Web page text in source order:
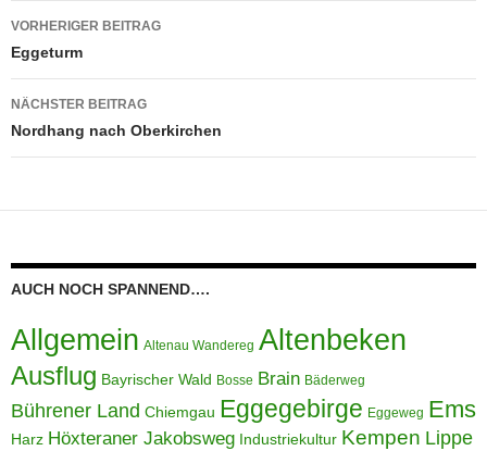
Beitragsnavigation
VORHERIGER BEITRAG
Eggeturm
NÄCHSTER BEITRAG
Nordhang nach Oberkirchen
AUCH NOCH SPANNEND….
Allgemein Altenau Wandereg Altenbeken
Ausflug Bayrischer Wald Bosse Brain Bäderweg
Bührener Land Chiemgau Eggegebirge Eggeweg Ems
Harz Höxteraner Jakobsweg Industriekultur Kempen Lippe